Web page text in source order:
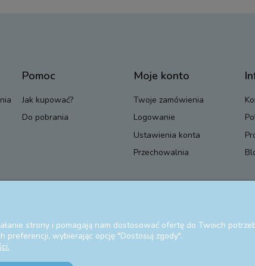
Pomoc
Jak kupować?
Do pobrania
Moje konto
Twoje zamówienia
Logowanie
Ustawienia konta
Przechowalnia
strony i pomagają nam dostosować ofertę do Twoich
wybierając opcję "Dostosuj zgody".